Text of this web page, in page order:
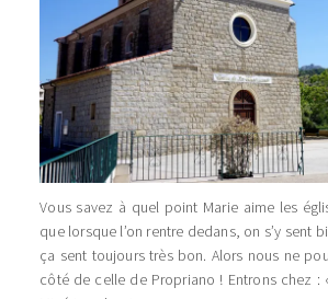
Vous savez à quel point Marie aime les
que lorsque l’on rentre dedans, on s’y sent
ça sent toujours très bon. Alors nous ne
côté de celle de Propriano ! Entrons chez :